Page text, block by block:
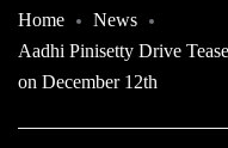
Home
News
Aadhi Pinisetty Drive
on December 12th